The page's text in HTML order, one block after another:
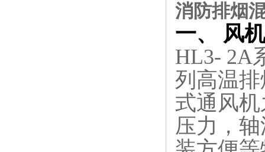
消防排烟
一、 风
HL3- 2A
列高温
式通风
压力，